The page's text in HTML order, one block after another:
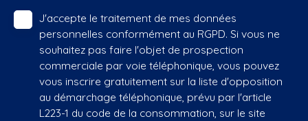
J'accepte le traitement de mes données
personnelles conformément au RGPD. Si vous ne
souhaitez pas faire l'objet de prospection
commerciale par voie téléphonique, vous pouvez
vous inscrire gratuitement sur la liste d'opposition
au démarchage téléphonique, prévu par l'article
L223-1 du code de la consommation, sur le site